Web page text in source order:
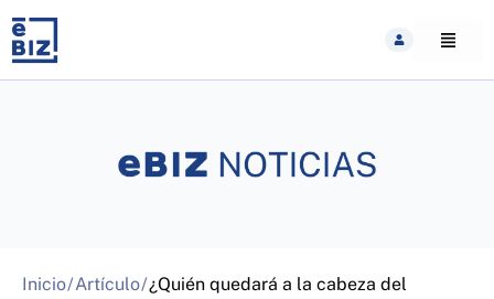
content
Inicio/Artículo/¿Quién quedará a la cabeza del